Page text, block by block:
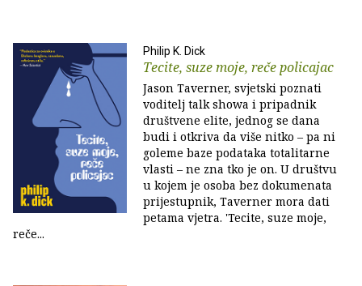
Philip K. Dick
Tecite, suze moje, reče policajac
Jason Taverner, svjetski poznati
voditelj talk showa i pripadnik
društvene elite, jednog se dana
budi i otkriva da više nitko – pa ni
goleme baze podataka totalitarne
vlasti – ne zna tko je on. U društvu
u kojem je osoba bez dokumenata
prijestupnik, Taverner mora dati
petama vjetra. 'Tecite, suze moje,
reče...